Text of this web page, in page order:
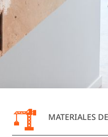
MATERIALES